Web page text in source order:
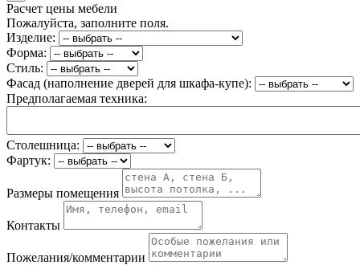
Расчет цены мебели
Пожалуйста, заполните поля.
Изделие:
Форма:
Стиль:
Фасад (наполнение дверей для шкафа-купе):
Предполагаемая техника:
Столешница:
Фартук:
Размеры помещения
Контакты
Пожелания/комментарии